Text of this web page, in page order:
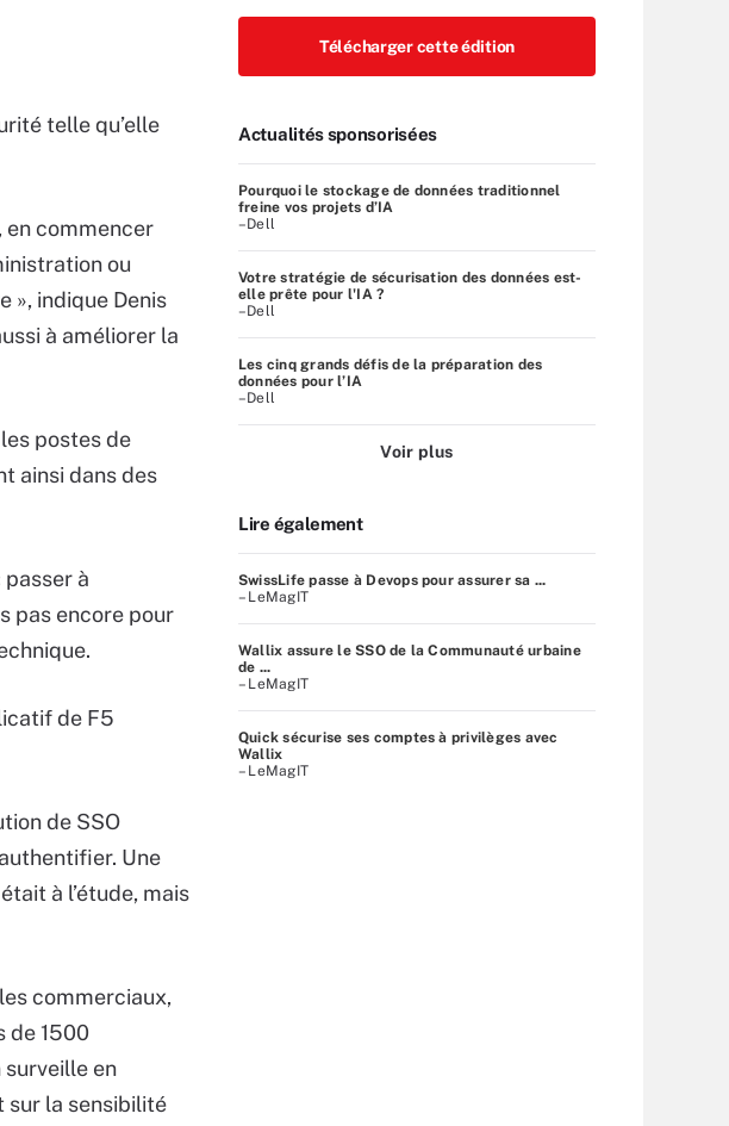
telle qu’elle
en commencer
ou
», indique Denis
à améliorer la
postes de
ainsi dans des
passer à
pas encore pour
de F5
de SSO
Une
à l’étude, mais
commerciaux,
de 1500
surveille en
sur la sensibilité
Télécharger cette édition
Actualités sponsorisées
Pourquoi le stockage de données traditionnel
freine vos projets d’IA
–Dell
Votre stratégie de sécurisation des données est-
elle prête pour l'IA ?
–Dell
Les cinq grands défis de la préparation des
données pour l’IA
–Dell
Voir plus
Lire également
SwissLife passe à Devops pour assurer sa ...
– LeMagIT
Wallix assure le SSO de la Communauté urbaine
de ...
– LeMagIT
Quick sécurise ses comptes à privilèges avec
Wallix
– LeMagIT